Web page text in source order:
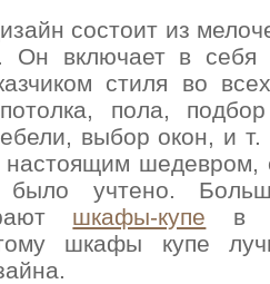
состоит из
Он включает в себя
стиля во
пола,
выбор окон, и
настоящим шедевром,
было учтено.
шкафы-купе в
шкафы купе